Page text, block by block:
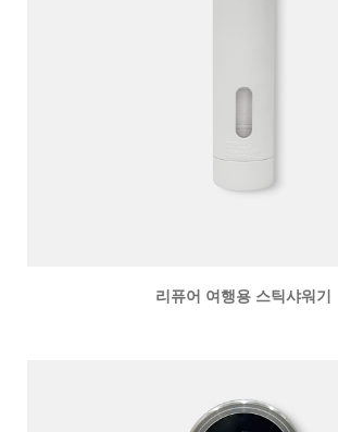
리퓨어 여행용 스틱샤워기